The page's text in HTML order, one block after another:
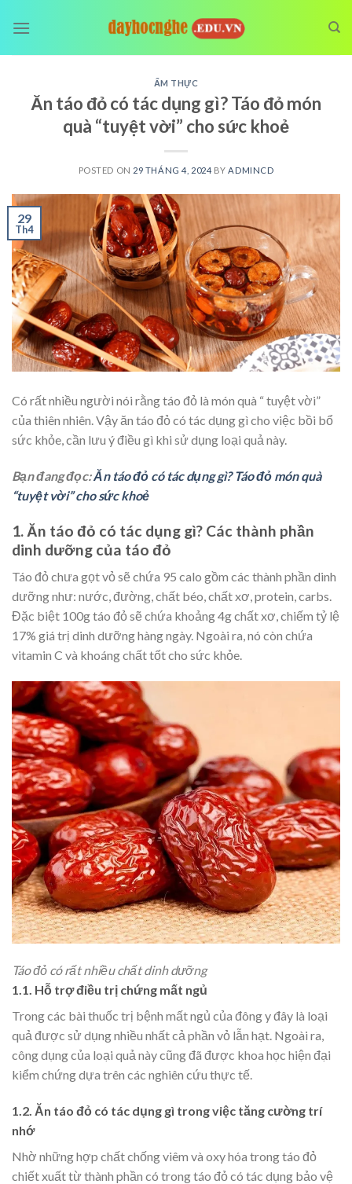
ẨM THỰC
Ăn táo đỏ có tác dụng gì? Táo đỏ món
quà “tuyệt vời” cho sức khoẻ
POSTED ON 29 THÁNG 4, 2024 BY ADMINCD
29
Th4
Có rất nhiều người nói rằng táo đỏ là món quà “ tuyệt vời”
của thiên nhiên. Vậy ăn táo đỏ có tác dụng gì cho việc bồi bổ
sức khỏe, cần lưu ý điều gì khi sử dụng loại quả này.
Bạn đang đọc:Ăn táo đỏ có tác dụng gì? Táo đỏ món quà
“tuyệt vời” cho sức khoẻ
1. Ăn táo đỏ có tác dụng gì? Các thành phần
dinh dưỡng của táo đỏ
Táo đỏ chưa gọt vỏ sẽ chứa 95 calo gồm các thành phần dinh
dưỡng như: nước, đường, chất béo, chất xơ, protein, carbs.
Đặc biệt 100g táo đỏ sẽ chứa khoảng 4g chất xơ, chiếm tỷ lệ
17% giá trị dinh dưỡng hàng ngày. Ngoài ra, nó còn chứa
vitamin C và khoáng chất tốt cho sức khỏe.
Táo đỏ có rất nhiều chất dinh dưỡng
1.1. Hỗ trợ điều trị chứng mất ngủ
Trong các bài thuốc trị bệnh mất ngủ của đông y đây là loại
quả được sử dụng nhiều nhất cả phần vỏ lẫn hạt. Ngoài ra,
công dụng của loại quả này cũng đã được khoa học hiện đại
kiểm chứng dựa trên các nghiên cứu thực tế.
1.2. Ăn táo đỏ có tác dụng gì trong việc tăng cường trí
nhớ
Nhờ những hợp chất chống viêm và oxy hóa trong táo đỏ
chiết xuất từ thành phần có trong táo đỏ có tác dụng bảo vệ